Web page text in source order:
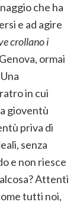
che ha
e ad agire
crollano i
ormai
in cui
gioventù
priva di
senza
e non riesce
Attenti
tutti noi,